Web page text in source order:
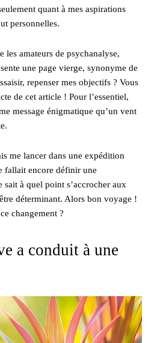
quant à mes aspirations
personnelles.
les amateurs de psychanalyse,
une page vierge, synonyme de
repenser mes objectifs ? Vous
de cet article ! Pour l’essentiel,
message énigmatique qu’un vent
me lancer dans une expédition
fallait encore définir une
à quel point s’accrocher aux
déterminant. Alors bon voyage !
changement ?
a conduit à une